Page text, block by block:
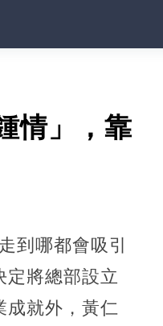
情」，靠
到哪都會吸引
定將總部設立
成就外，黃仁